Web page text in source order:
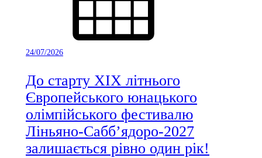
24/07/2026
До старту XIX літнього
Європейського юнацького
олімпійського фестивалю
Ліньяно-Сабб’ядоро-2027
залишається рівно один рік!